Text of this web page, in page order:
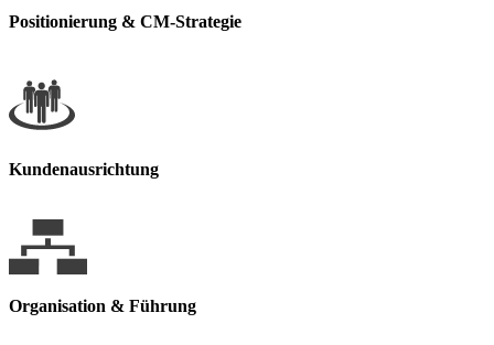
Positionierung & CM-Strategie
Kundenausrichtung
Organisation & Führung